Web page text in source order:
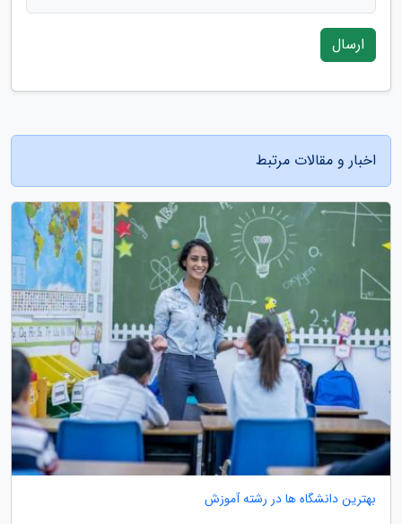
ارسال
اخبار و مقالات مرتبط
بهترین دانشگاه ها در رشته آموزش